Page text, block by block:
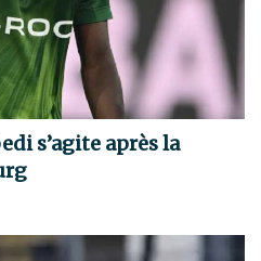
s’agite après la